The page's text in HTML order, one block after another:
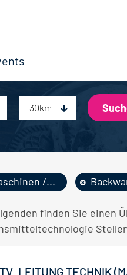
30km
/...
finden Sie einen
LEITUNG TECHNIK